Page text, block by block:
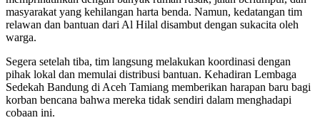
masyarakat yang kehilangan harta benda. Namun, kedatangan tim
relawan dan bantuan dari Al Hilal disambut dengan sukacita oleh
warga.
Segera setelah tiba, tim langsung melakukan koordinasi dengan
pihak lokal dan memulai distribusi bantuan. Kehadiran Lembaga
Sedekah Bandung di Aceh Tamiang memberikan harapan baru bagi
korban bencana bahwa mereka tidak sendiri dalam menghadapi
cobaan ini.